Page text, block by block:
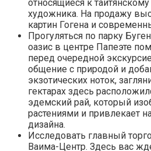
относящиеся к
художника. На продажу
картин Гогена и
Прогуляться по парку
оазис в центре Папеэте
перед очередной
общение с природой и
экзотических ноток,
гектарах здесь
эдемский рай, который
растениями и привлекает
дизайна.
Исследовать главный
Ваима-Центр. Здесь вас